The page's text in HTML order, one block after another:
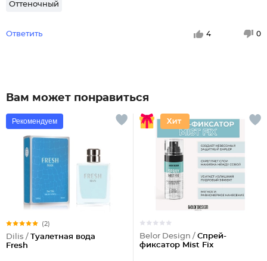
Оттеночный
Ответить 4 0
Вам может понравиться
Рекомендуем
(2)
Dilis / Туалетная вода
Fresh
Belor Design / Спрей-
фиксатор Mist Fix